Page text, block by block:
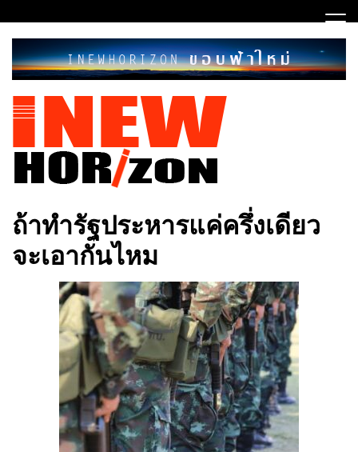
to
content
INEWHORIZON
ถ้าทำรัฐประหารแค่ครึ่งเดียว
จะเอากันไหม